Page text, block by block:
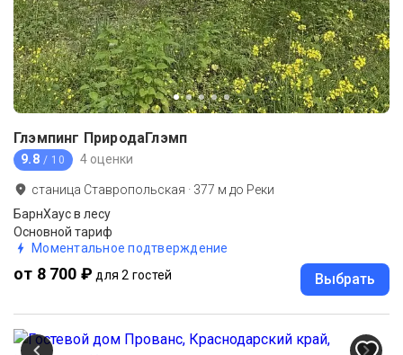
Глэмпинг ПриродаГлэмп
9.8 / 10 4 оценки
станица Ставропольская · 377 м до Реки
БарнХаус в лесу
Основной тариф
Моментальное подтверждение
от 8 700 ₽ для 2 гостей Выбрать